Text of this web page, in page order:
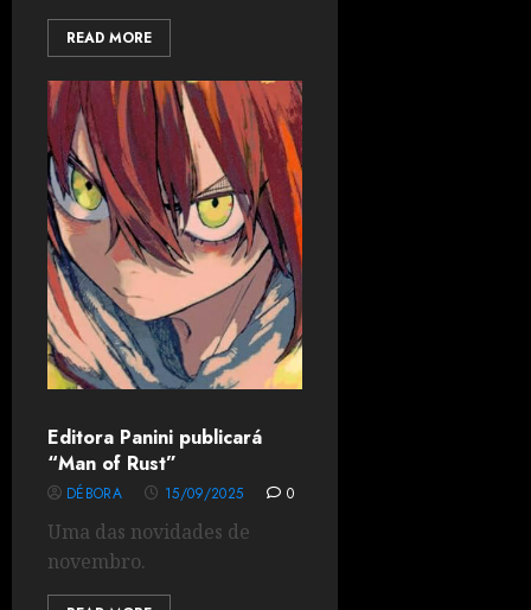
READ MORE
Editora Panini publicará
“Man of Rust”
DÉBORA 15/09/2025 0
Uma das novidades de
novembro.